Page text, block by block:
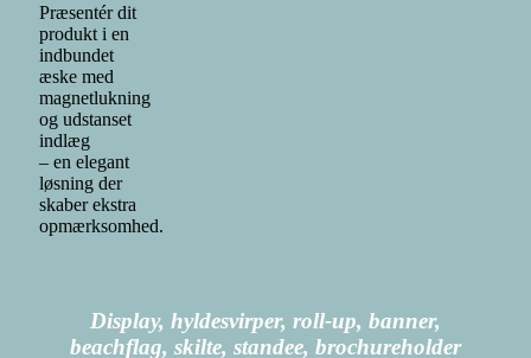
Præsentér dit
produkt i en
indbundet
æske med
magnetlukning
og udstanset
indlæg
– en elegant
løsning der
skaber ekstra
opmærksomhed.
Display, hyldesvirper, roll-up, banner,
beachflag, skilte, standee, brochureholder